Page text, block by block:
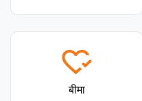
बीमा